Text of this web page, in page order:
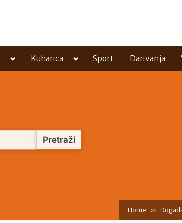
Toggle
menu
Kuharica
Toggle
menu
Sport Darivanja
Home